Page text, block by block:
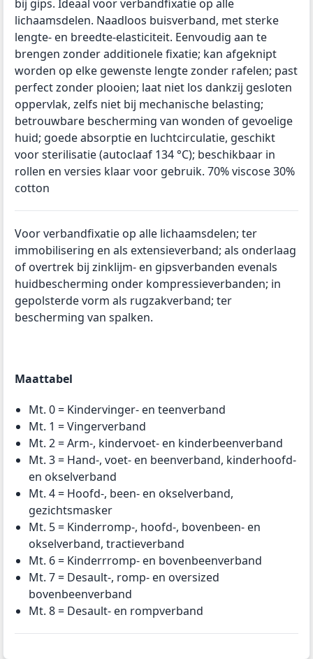
bij gips. Ideaal voor verbandfixatie op alle
lichaamsdelen. Naadloos buisverband, met sterke
lengte- en breedte-elasticiteit. Eenvoudig aan te
brengen zonder additionele fixatie; kan afgeknipt
worden op elke gewenste lengte zonder rafelen; past
perfect zonder plooien; laat niet los dankzij gesloten
oppervlak, zelfs niet bij mechanische belasting;
betrouwbare bescherming van wonden of gevoelige
huid; goede absorptie en luchtcirculatie, geschikt
voor sterilisatie (autoclaaf 134 °C); beschikbaar in
rollen en versies klaar voor gebruik. 70% viscose 30%
cotton
Voor verbandfixatie op alle lichaamsdelen; ter
immobilisering en als extensieverband; als onderlaag
of overtrek bij zinklijm- en gipsverbanden evenals
huidbescherming onder kompressieverbanden; in
gepolsterde vorm als rugzakverband; ter
bescherming van spalken.
Maattabel
Mt. 0 = Kindervinger- en teenverband
Mt. 1 = Vingerverband
Mt. 2 = Arm-, kindervoet- en kinderbeenverband
Mt. 3 = Hand-, voet- en beenverband, kinderhoofd-
en okselverband
Mt. 4 = Hoofd-, been- en okselverband,
gezichtsmasker
Mt. 5 = Kinderromp-, hoofd-, bovenbeen- en
okselverband, tractieverband
Mt. 6 = Kinderrromp- en bovenbeenverband
Mt. 7 = Desault-, romp- en oversized
bovenbeenverband
Mt. 8 = Desault- en rompverband